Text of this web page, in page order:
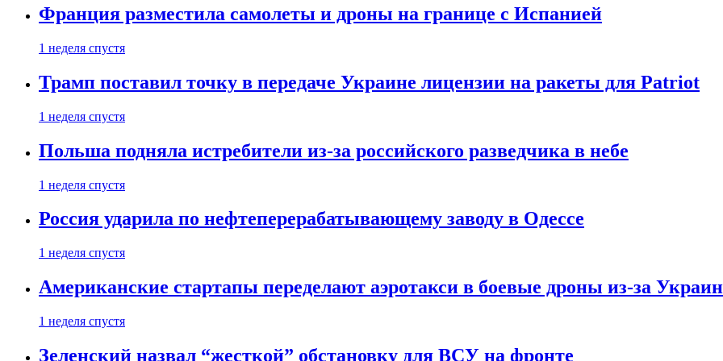
Франция разместила самолеты и дроны на границе с Испанией
1 неделя спустя
Трамп поставил точку в передаче Украине лицензии на ракеты для Patriot
1 неделя спустя
Польша подняла истребители из-за российского разведчика в небе
1 неделя спустя
Россия ударила по нефтеперерабатывающему заводу в Одессе
1 неделя спустя
Американские стартапы переделают аэротакси в боевые дроны из-за
1 неделя спустя
Зеленский назвал “жесткой” обстановку для ВСУ на фронте